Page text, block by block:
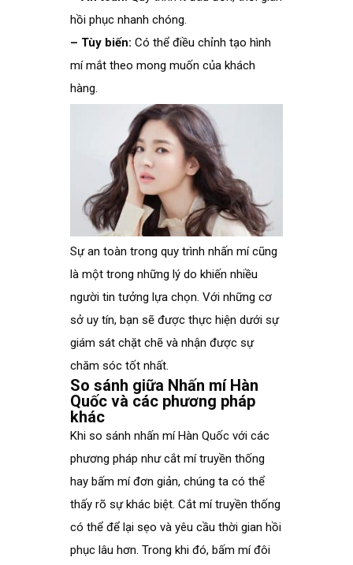
hồi phục nhanh chóng.
– Tùy biến: Có thể điều chỉnh tạo hình
mí mắt theo mong muốn của khách
hàng.
Sự an toàn trong quy trình nhấn mí cũng
là một trong những lý do khiến nhiều
người tin tưởng lựa chọn. Với những cơ
sở uy tín, bạn sẽ được thực hiện dưới sự
giám sát chặt chẽ và nhận được sự
chăm sóc tốt nhất.
So sánh giữa Nhấn mí Hàn
Quốc và các phương pháp
khác
Khi so sánh nhấn mí Hàn Quốc với các
phương pháp như cắt mí truyền thống
hay bấm mí đơn giản, chúng ta có thể
thấy rõ sự khác biệt. Cắt mí truyền thống
có thể để lại sẹo và yêu cầu thời gian hồi
phục lâu hơn. Trong khi đó, bấm mí đôi